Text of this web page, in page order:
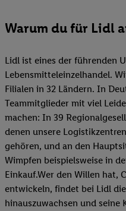
Warum du für Lidl
Lidl ist eines der führenden
Lebensmitteleinzelhandel.
Filialen in 32 Ländern. In
Teammitglieder mit viel
machen: In 39
denen unsere
gehören, und an den
Wimpfen beispielsweise in
Einkauf.Wer den Willen hat,
entwickeln, findet bei Lidl
hinauszuwachsen und seine